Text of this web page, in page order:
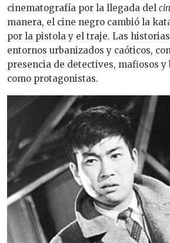
cinematografía por la llegada del
manera, el cine negro cambió la
por la pistola y el traje. Las
entornos urbanizados y caóticos,
presencia de detectives, mafiosos y
como protagonistas.